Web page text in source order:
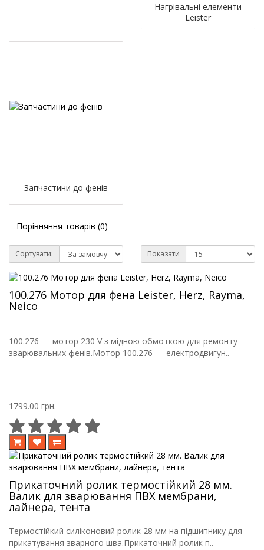
Нагрівальні елементи
Leister
Запчастини до фенів
Порівняння товарів (0)
Сортувати: Показати
100.276 Мотор для фена Leister, Herz, Rayma,
Neico
100.276 — мотор 230 V з мідною обмоткою для ремонту
зварювальних фенів.Мотор 100.276 — електродвигун..
1799.00 грн.
Прикаточний ролик термостійкий 28 мм.
Валик для зварювання ПВХ мембрани,
лайнера, тента
Термостійкий силіконовий ролик 28 мм на підшипнику для
прикатування зварного шва.Прикаточний ролик п..